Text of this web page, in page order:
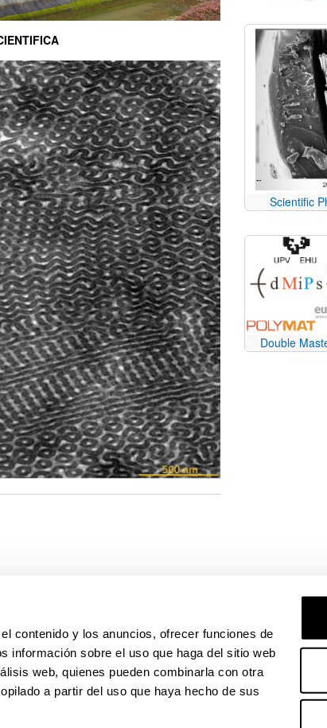
contenido y los anuncios, ofrecer funciones de
información sobre el uso que haga del sitio web
web, quienes pueden combinarla con otra
a partir del uso que haya hecho de sus
Scientific
Double